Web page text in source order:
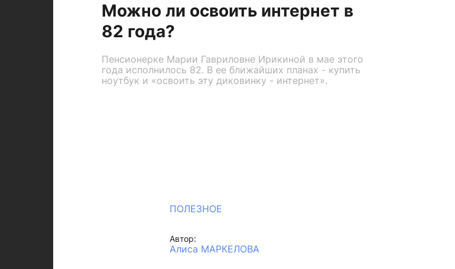
Можно ли освоить интернет в
82 года?
Пенсионерке Марии Гавриловне Ирикиной в мае этого
года исполнилось 82. В ее ближайших планах - купить
ноутбук и «освоить эту диковинку - интернет».
ПОЛЕЗНОЕ
Автор:
Алиса МАРКЕЛОВА